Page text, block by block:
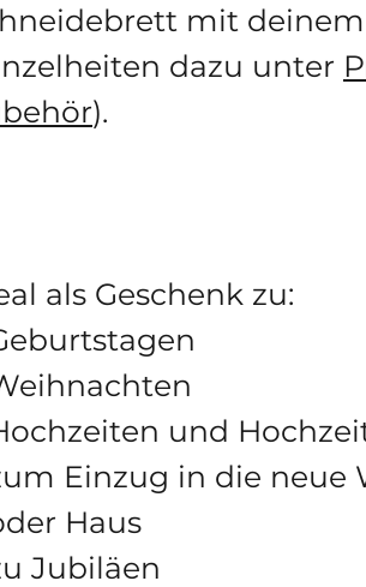
mit
dazu unter
).
als Geschenk zu:
und
Einzug in die neue
Haus
Jubiläen